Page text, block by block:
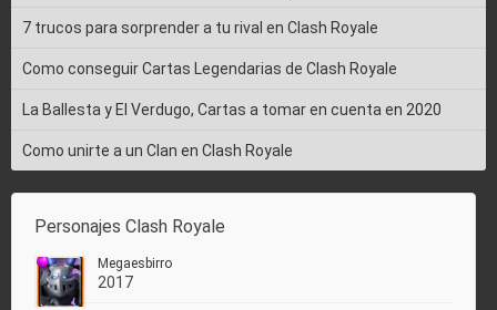
7 trucos para sorprender a tu rival en Clash Royale
Como conseguir Cartas Legendarias de Clash Royale
La Ballesta y El Verdugo, Cartas a tomar en cuenta en 2020
Como unirte a un Clan en Clash Royale
Personajes Clash Royale
Megaesbirro
2017